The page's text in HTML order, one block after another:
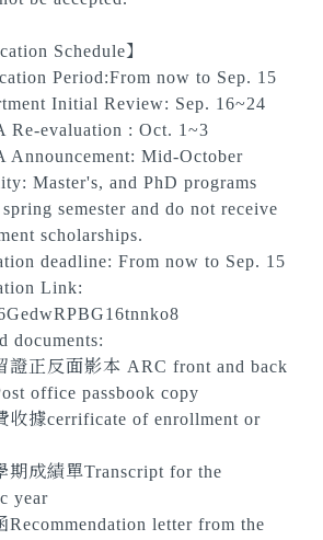
Schedule】
Period:From now to Sep. 15
Initial Review: Sep. 16~24
Re-evaluation : Oct. 1~3
Announcement: Mid-October
Master's, and PhD programs
semester and do not receive
scholarships.
deadline: From now to Sep. 15
Link:
documents:
證正反面影本 ARC front and back
office passbook copy
收據cerrificate of enrollment or
期成績單Transcript for the
year
letter from the